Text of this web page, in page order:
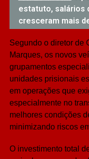
estatuto, salários
cresceram mais
Segundo o diretor de
Marques, os novos
grupamentos
unidades prisionais
em operações que
especialmente no
melhores condições
minimizando riscos
O investimento total